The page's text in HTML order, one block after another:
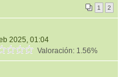
1 2
2025, 01:04
Valoración: 1.56%